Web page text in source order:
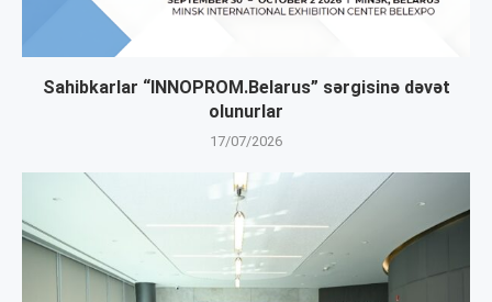
Sahibkarlar “INNOPROM.Belarus” sərgisinə dəvət
olunurlar
17/07/2026